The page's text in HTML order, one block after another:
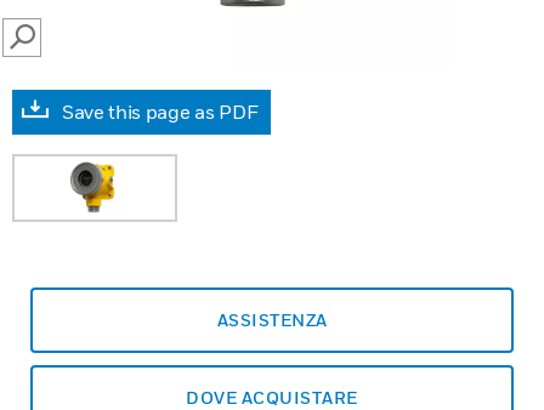
SEARCH
Save this page as PDF
ASSISTENZA
DOVE ACQUISTARE